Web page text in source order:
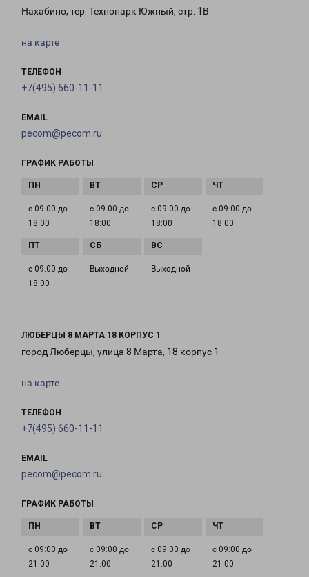
Нахабино, тер. Технопарк Южный, стр. 1В
на карте
ТЕЛЕФОН
+7(495) 660-11-11
EMAIL
pecom@pecom.ru
ГРАФИК РАБОТЫ
с 09:00 до
18:00
с 09:00 до
18:00
с 09:00 до
18:00
с 09:00 до
18:00
с 09:00 до
18:00
Выходной Выходной
ЛЮБЕРЦЫ 8 МАРТА 18 КОРПУС 1
город Люберцы, улица 8 Марта, 18 корпус 1
на карте
ТЕЛЕФОН
+7(495) 660-11-11
EMAIL
pecom@pecom.ru
ГРАФИК РАБОТЫ
с 09:00 до
21:00
с 09:00 до
21:00
с 09:00 до
21:00
с 09:00 до
21:00